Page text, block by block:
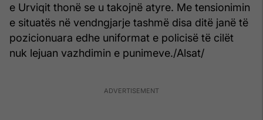
e Urviqit thonë se u takojnë atyre. Me tensionimin
e situatës në vendngjarje tashmë disa ditë janë të
pozicionuara edhe uniformat e policisë të cilët
nuk lejuan vazhdimin e punimeve./Alsat/